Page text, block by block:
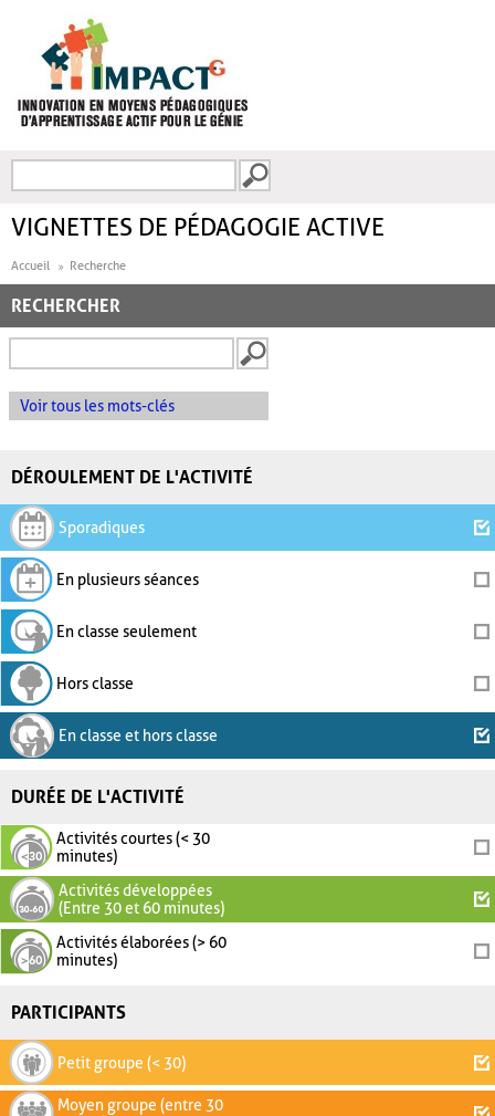
FORMULAIRE DE
VIGNETTES DE PÉDAGOGIE ACTIVE
Accueil Recherche
RECHERCHER
Voir tous les mots-clés
DÉROULEMENT DE L'ACTIVITÉ
Sporadiques
En plusieurs séances
En classe seulement
Hors classe
En classe et hors classe
DURÉE DE L'ACTIVITÉ
Activités courtes (< 30
minutes)
Activités développées
(Entre 30 et 60 minutes)
Activités élaborées (> 60
minutes)
PARTICIPANTS
Petit groupe (< 30)
Moyen groupe (entre 30